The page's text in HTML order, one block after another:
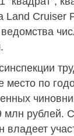
Land
место по
млн рублей.
владеет